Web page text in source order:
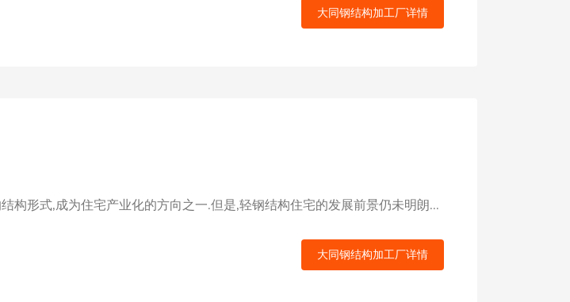
大同钢结构加工厂详情
构形式,成为住宅产业化的方向之一.但是,轻钢结构住宅的发展前景仍未明朗...
大同钢结构加工厂详情